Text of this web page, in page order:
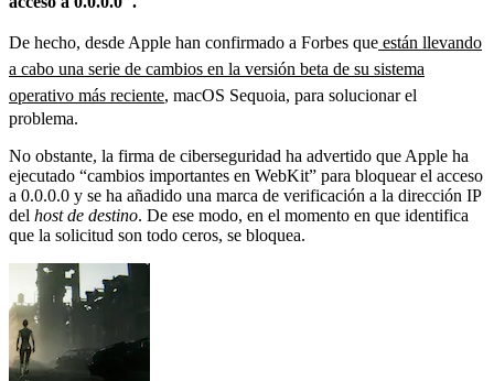
De hecho, desde Apple han confirmado a Forbes que están llevando
a cabo una serie de cambios en la versión beta de su sistema
operativo más reciente, macOS Sequoia, para solucionar el
problema.
No obstante, la firma de ciberseguridad ha advertido que Apple ha
ejecutado “cambios importantes en WebKit” para bloquear el acceso
a 0.0.0.0 y se ha añadido una marca de verificación a la dirección IP
del host de destino. De ese modo, en el momento en que identifica
que la solicitud son todo ceros, se bloquea.